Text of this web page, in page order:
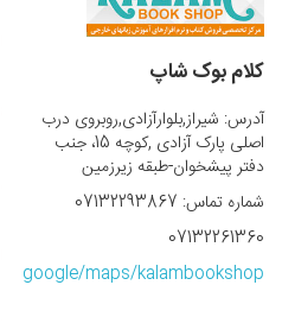
کلام بوک شاپ
آدرس: شیراز,بلوارآزادی,روبروی درب
اصلی پارک آزادی ,کوچه 15، جنب
دفتر پیشخوان-طبقه زیرزمین
شماره تماس: 07132293867
07132261360
google/maps/kalambookshop